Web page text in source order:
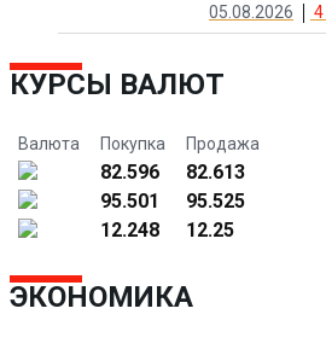
05.08.2026 4
КУРСЫ ВАЛЮТ
Валюта Покупка Продажа
82.596
82.613
95.501
95.525
12.248
12.25
ЭКОНОМИКА